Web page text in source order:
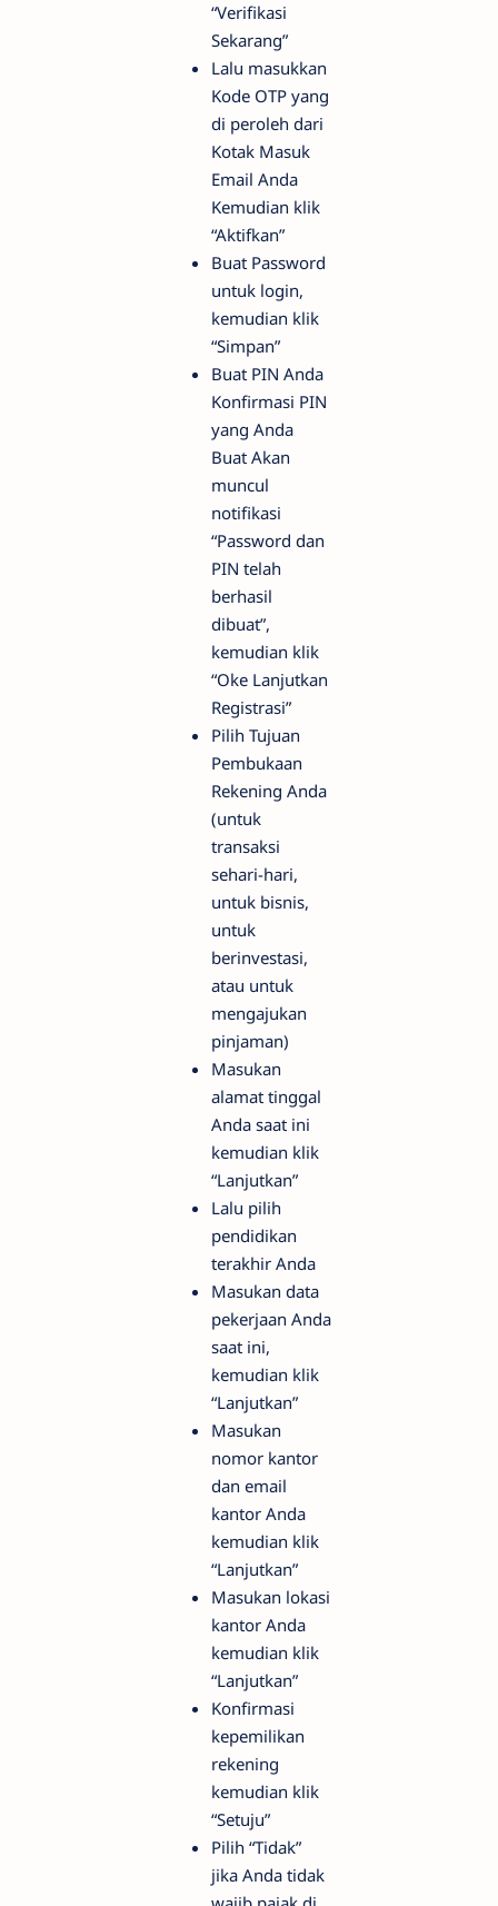
“Verifikasi
Sekarang”
Lalu masukkan
Kode OTP yang
di peroleh dari
Kotak Masuk
Email Anda
Kemudian klik
“Aktifkan”
Buat Password
untuk login,
kemudian klik
“Simpan”
Buat PIN Anda
Konfirmasi PIN
yang Anda
Buat Akan
muncul
notifikasi
“Password dan
PIN telah
berhasil
dibuat”,
kemudian klik
“Oke Lanjutkan
Registrasi”
Pilih Tujuan
Pembukaan
Rekening Anda
(untuk
transaksi
sehari-hari,
untuk bisnis,
untuk
berinvestasi,
atau untuk
mengajukan
pinjaman)
Masukan
alamat tinggal
Anda saat ini
kemudian klik
“Lanjutkan”
Lalu pilih
pendidikan
terakhir Anda
Masukan data
pekerjaan Anda
saat ini,
kemudian klik
“Lanjutkan”
Masukan
nomor kantor
dan email
kantor Anda
kemudian klik
“Lanjutkan”
Masukan lokasi
kantor Anda
kemudian klik
“Lanjutkan”
Konfirmasi
kepemilikan
rekening
kemudian klik
“Setuju”
Pilih “Tidak”
jika Anda tidak